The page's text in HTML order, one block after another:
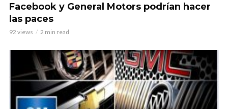
Facebook y General Motors podrían hacer
las paces
92 views 2 min read